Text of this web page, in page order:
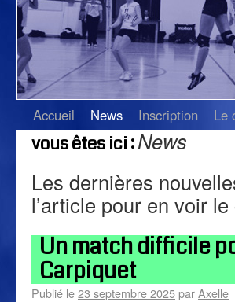
Accueil News Inscription Le
vous êtes ici :News
Les dernières
l’article pour en voir
Un match difficile
Carpiquet
Publié le23 septembre 2025parAxelle